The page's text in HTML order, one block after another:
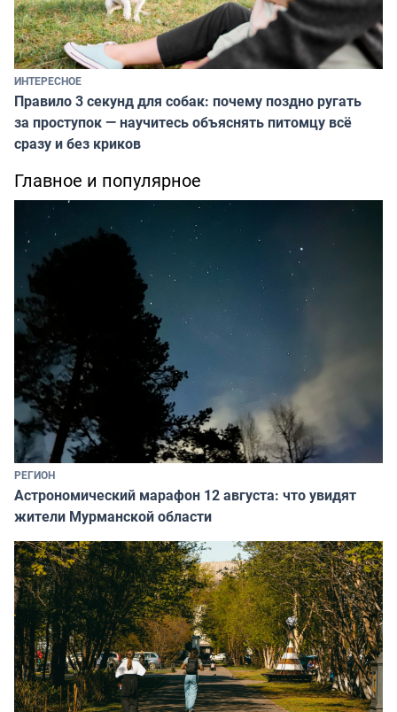
ИНТЕРЕСНОЕ
Правило 3 секунд для собак: почему поздно ругать
за проступок — научитесь объяснять питомцу всё
сразу и без криков
Главное и популярное
РЕГИОН
Астрономический марафон 12 августа: что увидят
жители Мурманской области